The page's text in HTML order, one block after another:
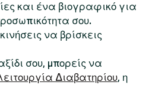
και ένα βιογραφικό για
σου.
να βρίσκεις
σου, μπορείς να
Διαβατηρίου, η